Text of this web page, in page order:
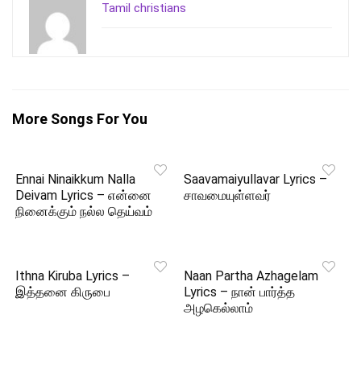
Tamil christians
More Songs For You
Ennai Ninaikkum Nalla
Deivam Lyrics – என்னை
நினைக்கும் நல்ல தெய்வம்
Saavamaiyullavar Lyrics –
சாவமையுள்ளவர்
Ithna Kiruba Lyrics –
இத்தனை கிருபை
Naan Partha Azhagelam
Lyrics – நான் பார்த்த
அழகெல்லாம்